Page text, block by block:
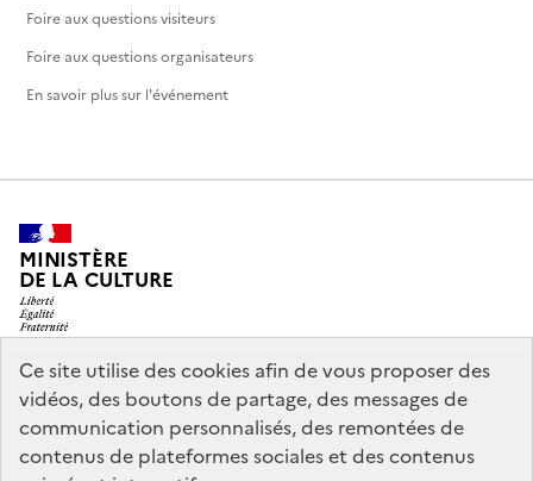
Ce site utilise des cookies afin de vous proposer des
vidéos, des boutons de partage, des messages de
communication personnalisés, des remontées de
contenus de plateformes sociales et des contenus
Foire aux questions visiteurs
Foire aux questions organisateurs
En savoir plus sur l'événement
MINISTÈRE
DE LA CULTURE
legifrance.gouv.fr
info.gouv.fr
service-public.gouv.fr
data.gouv.fr